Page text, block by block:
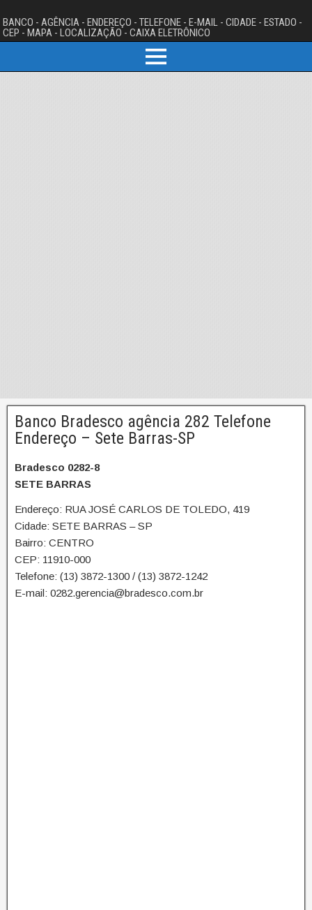
BANCO - AGÊNCIA - ENDEREÇO - TELEFONE - E-MAIL - CIDADE - ESTADO -
CEP - MAPA - LOCALIZAÇÃO - CAIXA ELETRÔNICO
Banco Bradesco agência 282 Telefone
Endereço – Sete Barras-SP
Bradesco 0282-8
SETE BARRAS
Endereço: RUA JOSÉ CARLOS DE TOLEDO, 419
Cidade: SETE BARRAS – SP
Bairro: CENTRO
CEP: 11910-000
Telefone: (13) 3872-1300 / (13) 3872-1242
E-mail: 0282.gerencia@bradesco.com.br